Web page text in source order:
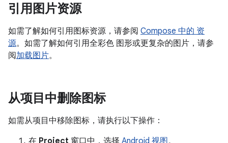
引用图片资源
如需了解如何引用图标资源，请参阅 Compose 中的 资
源。如需了解如何引用全彩色 图形或更复杂的图片，请参
阅加载图片。
从项目中删除图标
如需从项目中移除图标，请执行以下操作：
在 Project 窗口中，选择 Android 视图。